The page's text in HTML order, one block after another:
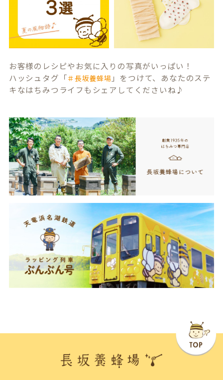
お客様のレシピやお気に入りの写真がいっぱい！
ハッシュタグ「＃長坂養蜂場 」をつけて、あなたのステ
キなはちみつライフもシェアしてくださいね♪